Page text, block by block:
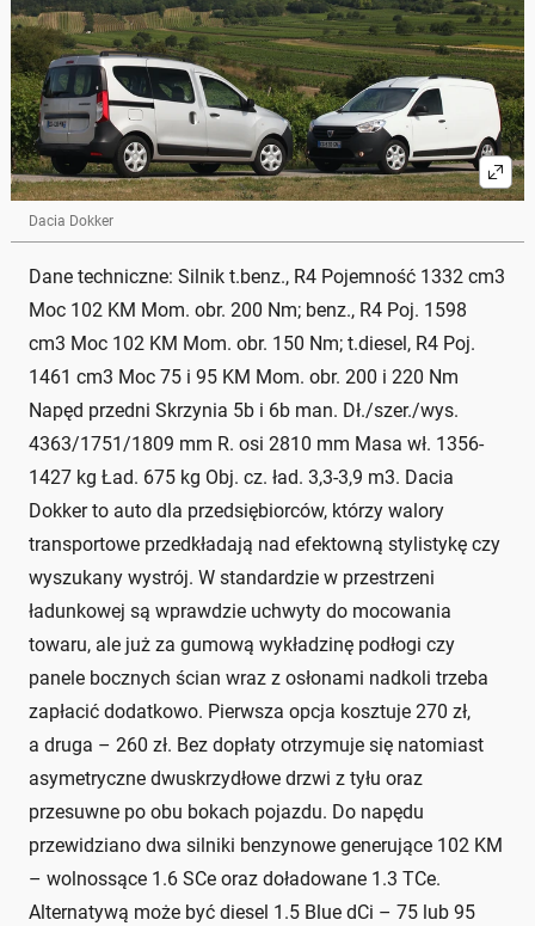
Dacia Dokker
Dane techniczne: Silnik t.benz., R4 Pojemność 1332 cm3
Moc 102 KM Mom. obr. 200 Nm; benz., R4 Poj. 1598
cm3 Moc 102 KM Mom. obr. 150 Nm; t.diesel, R4 Poj.
1461 cm3 Moc 75 i 95 KM Mom. obr. 200 i 220 Nm
Napęd przedni Skrzynia 5b i 6b man. Dł./szer./wys.
4363/1751/1809 mm R. osi 2810 mm Masa wł. 1356-
1427 kg Ład. 675 kg Obj. cz. ład. 3,3-3,9 m3. Dacia
Dokker to auto dla przedsiębiorców, którzy walory
transportowe przedkładają nad efektowną stylistykę czy
wyszukany wystrój. W standardzie w przestrzeni
ładunkowej są wprawdzie uchwyty do mocowania
towaru, ale już za gumową wykładzinę podłogi czy
panele bocznych ścian wraz z osłonami nadkoli trzeba
zapłacić dodatkowo. Pierwsza opcja kosztuje 270 zł,
a druga – 260 zł. Bez dopłaty otrzymuje się natomiast
asymetryczne dwuskrzydłowe drzwi z tyłu oraz
przesuwne po obu bokach pojazdu. Do napędu
przewidziano dwa silniki benzynowe generujące 102 KM
– wolnossące 1.6 SCe oraz doładowane 1.3 TCe.
Alternatywą może być diesel 1.5 Blue dCi – 75 lub 95